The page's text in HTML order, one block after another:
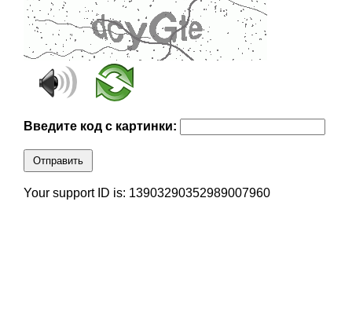
Введите код с картинки:
Отправить
Your support ID is: 13903290352989007960